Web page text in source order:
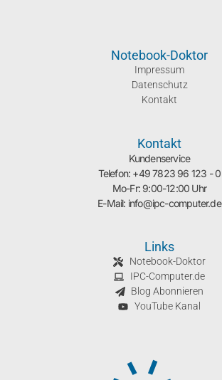
Notebook-Doktor
Impressum
Datenschutz
Kontakt
Kontakt
Kundenservice
Telefon: +49 7823 96 123 - 0
Mo-Fr: 9:00-12:00 Uhr
E-Mail: info@ipc-computer.de
Links
Notebook-Doktor
IPC-Computer.de
Blog Abonnieren
YouTube Kanal